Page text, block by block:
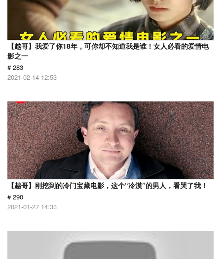
【越哥】我爱了你18年，可你却不知道我是谁！女人必看的爱情电
影之一
# 283
2021-02-14 12:53
【越哥】刚挖到的冷门宝藏电影，这个“冷漠”的男人，看哭了我！
# 290
2021-01-27 14:33